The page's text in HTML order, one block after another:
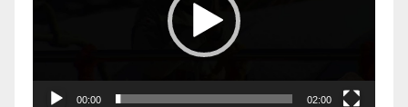
00:00 02:00